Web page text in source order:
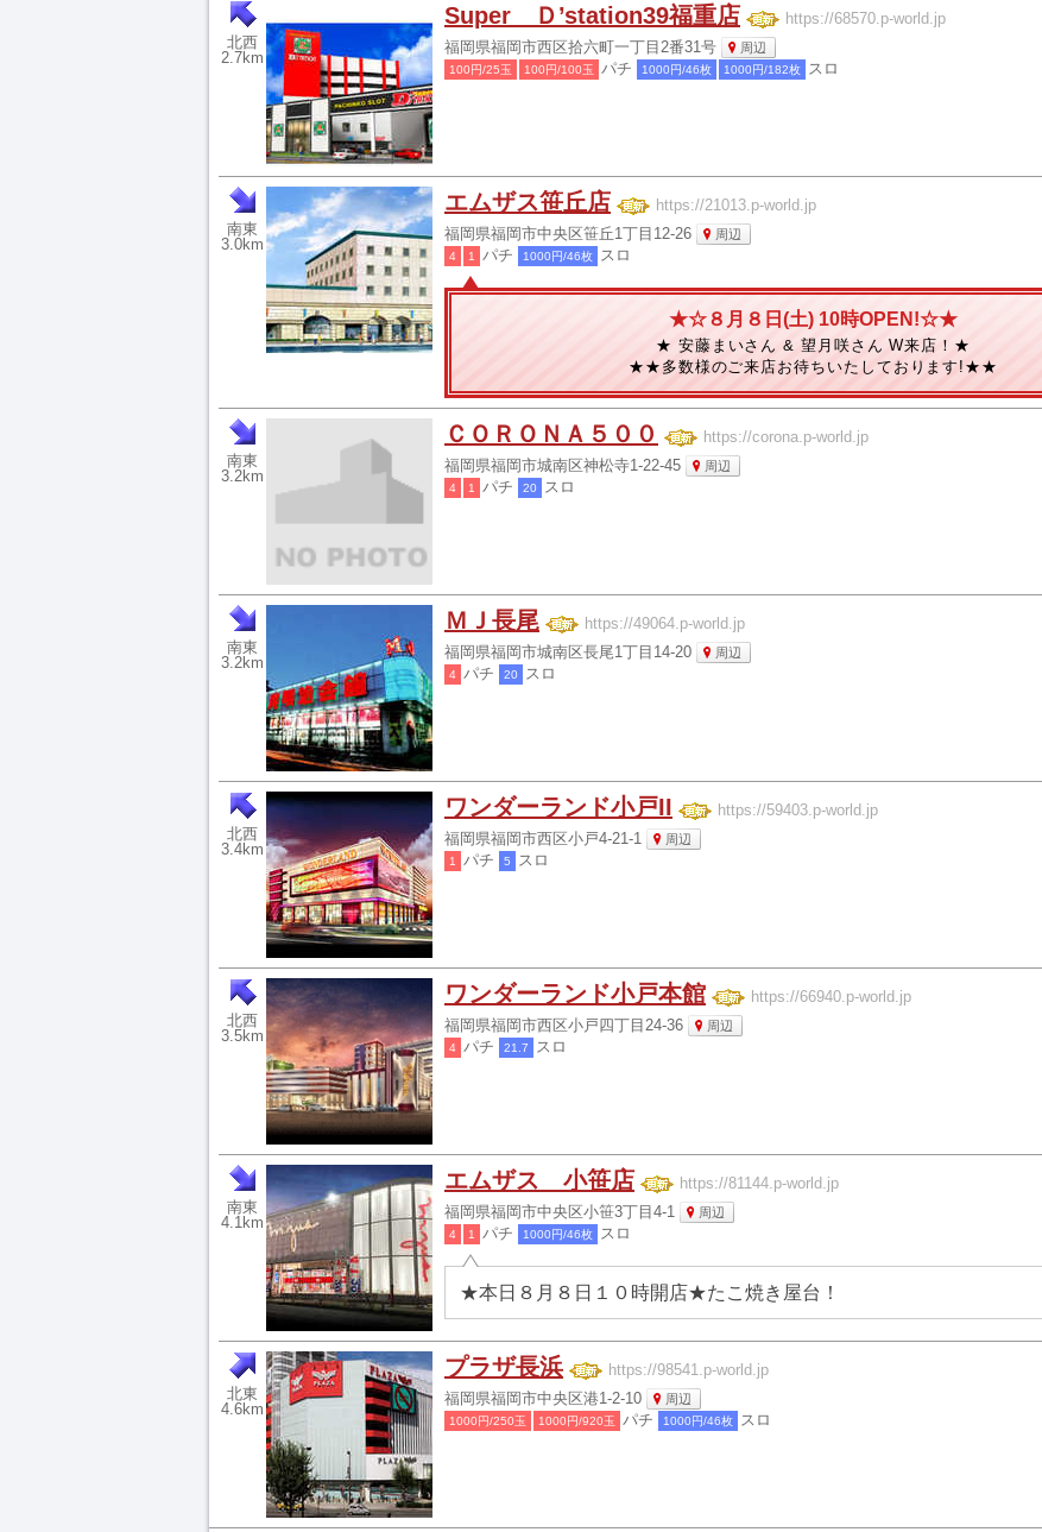
北西
2.7km
Super Ｄ’station39福重店 https://68570.p-world.jp
福岡県福岡市西区拾六町一丁目2番31号 周辺
100円/25玉 100円/100玉 パチ 1000円/46枚 1000円/182枚 スロ
南東
3.0km
エムザス笹丘店 https://21013.p-world.jp
福岡県福岡市中央区笹丘1丁目12-26 周辺
4 1 パチ 1000円/46枚 スロ
★☆８月８日(土) 10時OPEN!☆★
★ 安藤まいさん & 望月咲さん W来店！★
★★多数様のご来店お待ちいたしております!★★
南東
3.2km
ＣＯＲＯＮＡ５００ https://corona.p-world.jp
福岡県福岡市城南区神松寺1-22-45 周辺
4 1 パチ 20 スロ
南東
3.2km
ＭＪ長尾 https://49064.p-world.jp
福岡県福岡市城南区長尾1丁目14-20 周辺
4 パチ 20 スロ
北西
3.4km
ワンダーランド小戸II https://59403.p-world.jp
福岡県福岡市西区小戸4-21-1 周辺
1 パチ 5 スロ
北西
3.5km
ワンダーランド小戸本館 https://66940.p-world.jp
福岡県福岡市西区小戸四丁目24-36 周辺
4 パチ 21.7 スロ
南東
4.1km
エムザス 小笹店 https://81144.p-world.jp
福岡県福岡市中央区小笹3丁目4-1 周辺
4 1 パチ 1000円/46枚 スロ
★本日８月８日１０時開店★たこ焼き屋台！
北東
4.6km
プラザ長浜 https://98541.p-world.jp
福岡県福岡市中央区港1-2-10 周辺
1000円/250玉 1000円/920玉 パチ 1000円/46枚 スロ